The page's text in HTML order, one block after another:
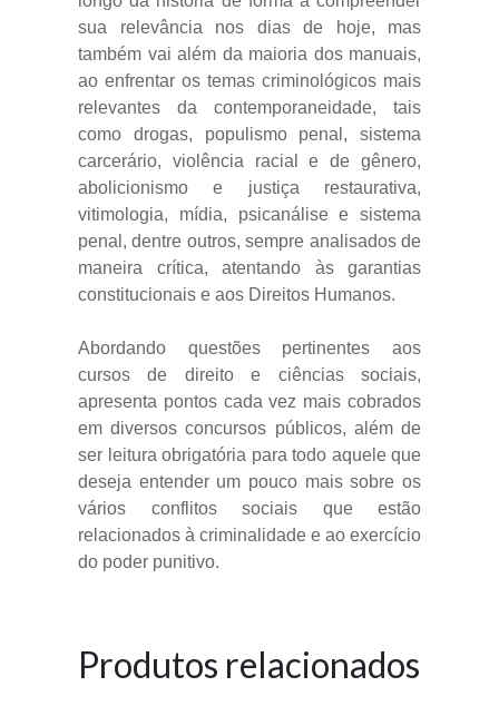
sua relevância nos dias de hoje, mas
também vai além da maioria dos manuais,
ao enfrentar os temas criminológicos mais
relevantes da contemporaneidade, tais
como drogas, populismo penal, sistema
carcerário, violência racial e de gênero,
abolicionismo e justiça restaurativa,
vitimologia, mídia, psicanálise e sistema
penal, dentre outros, sempre analisados de
maneira crítica, atentando às garantias
constitucionais e aos Direitos Humanos.
Abordando questões pertinentes aos
cursos de direito e ciências sociais,
apresenta pontos cada vez mais cobrados
em diversos concursos públicos, além de
ser leitura obrigatória para todo aquele que
deseja entender um pouco mais sobre os
vários conflitos sociais que estão
relacionados à criminalidade e ao exercício
do poder punitivo.
Produtos relacionados